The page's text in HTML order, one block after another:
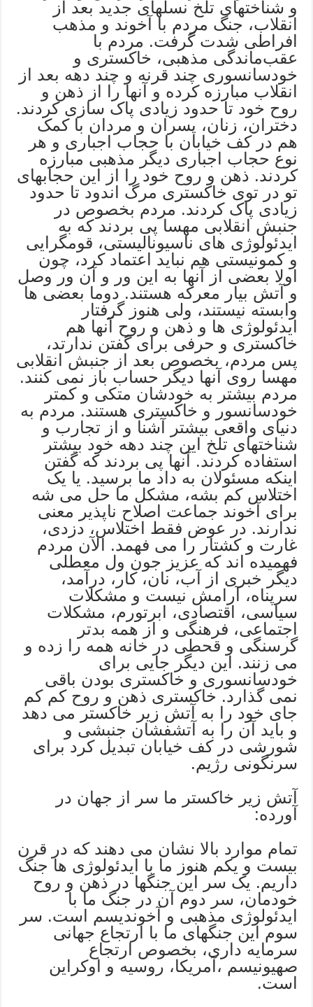
و شناختهای تلخ نسلهای جدید بعد از
انقلاب، جنگ مردم با آخوند و مذهب
افراطی شدت گرفت. مردم با
عقب‌ماندگی مذهبی، خاکستری و
خودسانسوری چند قرنه و چند دهه بعد از
انقلاب مبارزه کرده و آنها را از ذهن و
روح خود تا حدود زیادی پاک سازی کردند.
دختران، زنان، پسران و مردان با کمک
هم در کف خیابان با حجاب اجباری و هر
نوع حجاب اجباری دیگر مذهبی مبارزه
کردند. ذهن و روح خود را از این حجابهای
تو در توی خاکستری مرگ اندود تا حدود
زیادی پاک کردند. مردم بخصوص در
جنبش انقلابی مهسا پی بردند که به
ایدئولوژی های ناسيوناليستی، قومگرایی
و کمونیستی هم نباید اعتماد کرد، چون
اولا بعضی از آنها به این ور و آن ور وصل
و آتش بیار معرکه هستند. دوما بعضی ها
وابسته نیستند، ولی هنوز گرفتار
ایدئولوژی ها و ذهن و روح آنها هم
خاکستری و حرفی برای گفتن ندارتد،
پس مردم، بخصوص بعد از جنبش انقلابی
مهسا روی آنها دیگر حساب باز نمی کنند.
مردم بیشتر به خودشان متکی و کمتر
خودسانسور و خاکستری هستند. مردم به
دنیای واقعی بیشتر آشنا و از تجارب و
شناختهای تلخ این چند دهه خود بیشتر
استفاده کردند. آنها پی بردند که گفتن
اینکه مسئولان به داد ما برسید. یا یک
اختلاس کم بشه، مشکل ما حل می شه
برای آخوند جماعت اصلاح ناپذیر معنی
ندارند. در عوض فقط اختلاس، دزدی،
غارت و کشتار را می فهمد. الآن مردم
فهمیده اند که عزیز جون ول معطلی
دیگر خبری از آب، نان، کار، درآمد،
سرپناه، آرامش نیست و مشکلات
سیاسی، اقتصادی، ابرتورم، مشکلات
اجتماعی، فرهنگی و از همه بدتر
گرسنگی و قحطی در خانه همه را زده و
می زنند. این دیگر جایی برای
خودسانسوری و خاکستری بودن باقی
نمی گذارد. خاکستری ذهن و روح کم کم
جای خود را به آتش زیر خاکستر می دهد
و باید آن را به آتشفشان جنبشی و
شورشی در کف خیابان تبدیل کرد برای
سرنگونی رژیم.
آتش زیر خاکستر ما سر از جهان در
آورده:
تمام موارد بالا نشان می دهند که در قرن
بیست و یکم هنوز ما با ایدئولوژی ها جنگ
داریم. یک سر این جنگها در ذهن و روح
خودمان، سر دوم آن در جنگ ما با
ایدئولوژی مذهبی و آخوندیسم است. سر
سوم این جنگهای ما با ارتجاع جهانی
سرمایه داری، بخصوص ارتجاع
صهیونیسم ،آمریکا، روسیه و اوکراين
است.